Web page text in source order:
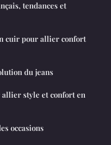
tendances et
cuir pour allier confort
du jeans
allier style et confort en
occasions